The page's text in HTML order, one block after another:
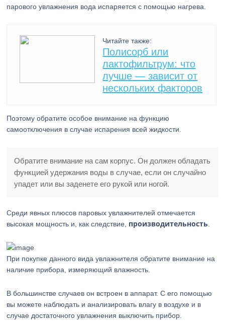
парового увлажнения вода испаряется с помощью нагрева.
Читайте также:
Полисорб или
лактофильтрум: что
лучше — зависит от
нескольких факторов
Поэтому обратите особое внимание на функцию
самоотключения в случае испарения всей жидкости.
Обратите внимание на сам корпус. Он должен обладать
функцией удержания воды в случае, если он случайно
упадет или вы заденете его рукой или ногой.
Среди явных плюсов паровых увлажнителей отмечается
высокая мощность и, как следствие, производительность
При покупке данного вида увлажнителя обратите внимание на
наличие прибора, измеряющий влажность.
В большинстве случаев он встроен в аппарат. С его помощью
вы можете наблюдать и анализировать влагу в воздухе и в
случае достаточного увлажнения выключить прибор.